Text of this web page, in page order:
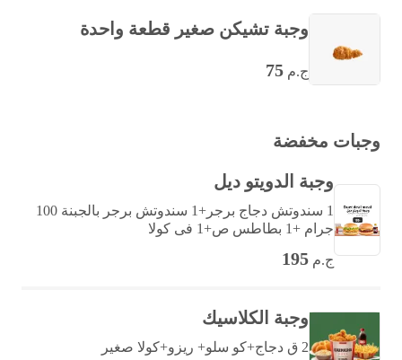
وجبة تشيكن صغير قطعة واحدة
ج.م 75
وجبات مخفضة
وجبة الدويتو ديل
1 سندوتش دجاج برجر+1 سندوتش برجر بالجبنة 100
جرام +1 بطاطس ص+1 فى كولا
ج.م 195
وجبة الكلاسيك
2 ق دجاج+كو سلو+ ريزو+كولا صغير